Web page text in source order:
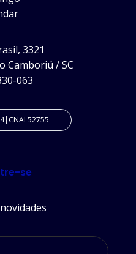
3321
Camboriú / SC
063
52755
se